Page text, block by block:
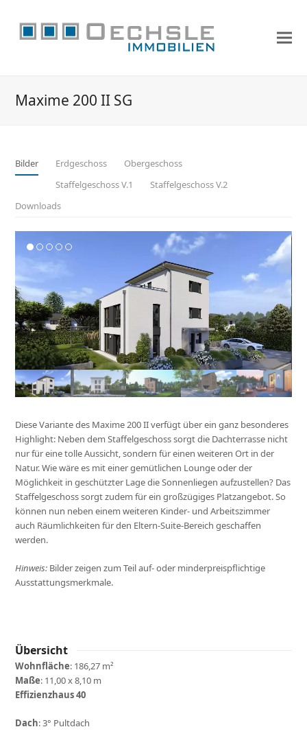
Maxime 200 II SG
Bilder Erdgeschoss
Obergeschoss
Staffelgeschoss V.1
Staffelgeschoss V.2
Downloads
Diese Variante des Maxime 200 II verfügt über ein ganz besonderes
Highlight: Neben dem Staffelgeschoss sorgt die Dachterrasse nicht
nur für eine tolle Aussicht, sondern für einen weiteren Ort in der
Natur. Wie wäre es mit einer gemütlichen Lounge oder der
Möglichkeit in geschützter Lage die Sonnenliegen aufzustellen? Das
Staffelgeschoss sorgt zudem für ein großzügiges Platzangebot. So
können nun neben einem weiteren Kinder- und Arbeitszimmer
auch Räumlichkeiten für den Eltern-Suite-Bereich geschaffen
werden.
Hinweis: Bilder zeigen zum Teil auf- oder minderpreispflichtige
Ausstattungsmerkmale.
Übersicht
Wohnfläche: 186,27 m²
Maße: 11,00 x 8,10 m
Effizienzhaus 40
Dach: 3° Pultdach